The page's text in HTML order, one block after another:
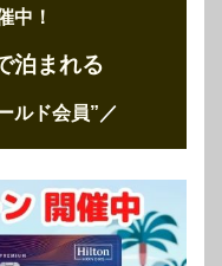
中！
泊まれる
ルド会員” ／